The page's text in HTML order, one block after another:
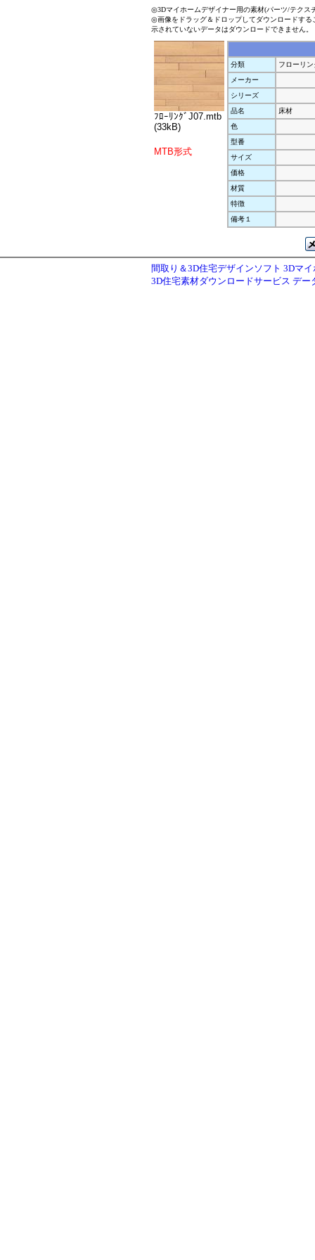
◎3Dマイホームデザイナー用の素材(パーツ/テクス
◎画像をドラッグ＆ドロップしてダウンロードす
示されていないデータはダウンロードできません。
ﾌﾛｰﾘﾝｸﾞJ07.mtb
(33kB)
MTB形式
分類
フローリン
メーカー
シリーズ
品名
床材
色
型番
サイズ
価格
材質
特徴
備考１
間取り＆3D住宅デザインソフト 3Dマ
3D住宅素材ダウンロードサービス デー